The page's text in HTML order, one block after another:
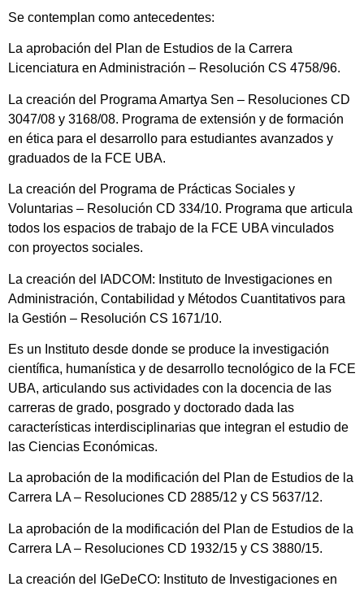
Se contemplan como antecedentes:
La aprobación del Plan de Estudios de la Carrera
Licenciatura en Administración – Resolución CS 4758/96.
La creación del Programa Amartya Sen – Resoluciones CD
3047/08 y 3168/08. Programa de extensión y de formación
en ética para el desarrollo para estudiantes avanzados y
graduados de la FCE UBA.
La creación del Programa de Prácticas Sociales y
Voluntarias – Resolución CD 334/10. Programa que articula
todos los espacios de trabajo de la FCE UBA vinculados
con proyectos sociales.
La creación del IADCOM: Instituto de Investigaciones en
Administración, Contabilidad y Métodos Cuantitativos para
la Gestión – Resolución CS 1671/10.
Es un Instituto desde donde se produce la investigación
científica, humanística y de desarrollo tecnológico de la FCE
UBA, articulando sus actividades con la docencia de las
carreras de grado, posgrado y doctorado dada las
características interdisciplinarias que integran el estudio de
las Ciencias Económicas.
La aprobación de la modificación del Plan de Estudios de la
Carrera LA – Resoluciones CD 2885/12 y CS 5637/12.
La aprobación de la modificación del Plan de Estudios de la
Carrera LA – Resoluciones CD 1932/15 y CS 3880/15.
La creación del IGeDeCO: Instituto de Investigaciones en